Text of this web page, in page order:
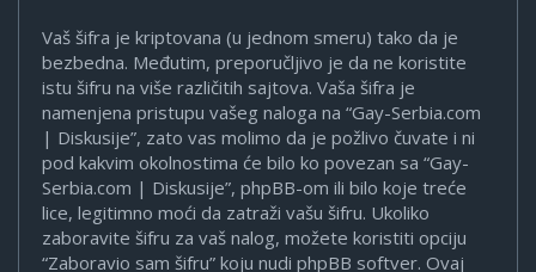
Vaš šifra je kriptovana (u jednom smeru) tako da je
bezbedna. Međutim, preporučljivo je da ne koristite
istu šifru na više različitih sajtova. Vaša šifra je
namenjena pristupu vašeg naloga na “Gay-Serbia.com
| Diskusije”, zato vas molimo da je požlivo čuvate i ni
pod kakvim okolnostima će bilo ko povezan sa “Gay-
Serbia.com | Diskusije”, phpBB-om ili bilo koje treće
lice, legitimno moći da zatraži vašu šifru. Ukoliko
zaboravite šifru za vaš nalog, možete koristiti opciju
“Zaboravio sam šifru” koju nudi phpBB softver. Ovaj